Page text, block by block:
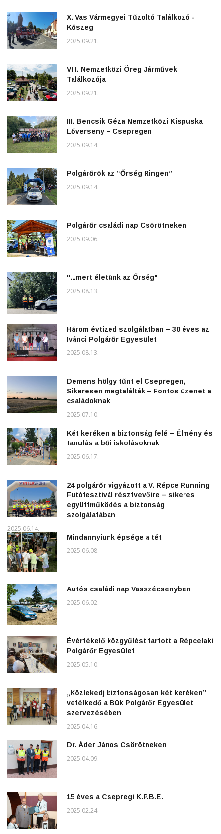
X. Vas Vármegyei Tűzoltó Találkozó -
Kőszeg
2025.09.21.
VIII. Nemzetközi Öreg Járművek
Találkozója
2025.09.21.
III. Bencsik Géza Nemzetközi Kispuska
Lőverseny – Csepregen
2025.09.14.
Polgárőrök az “Őrség Ringen”
2025.09.14.
Polgárőr családi nap Csörötneken
2025.09.06.
"...mert életünk az Őrség"
2025.08.13.
Három évtized szolgálatban – 30 éves az
Ivánci Polgárőr Egyesület
2025.08.13.
Demens hölgy tűnt el Csepregen,
Sikeresen megtalálták – Fontos üzenet a
családoknak
2025.07.10.
Két keréken a biztonság felé – Élmény és
tanulás a bői iskolásoknak
2025.06.17.
24 polgárőr vigyázott a V. Répce Running
Futófesztivál résztvevőire – sikeres
együttműködés a biztonság
szolgálatában
2025.06.14.
Mindannyiunk épsége a tét
2025.06.08.
Autós családi nap Vasszécsenyben
2025.06.02.
Évértékelő közgyűlést tartott a Répcelaki
Polgárőr Egyesület
2025.05.10.
„Közlekedj biztonságosan két keréken”
vetélkedő a Bük Polgárőr Egyesület
szervezésében
2025.04.16.
Dr. Áder János Csörötneken
2025.04.09.
15 éves a Csepregi K.P.B.E.
2025.02.24.